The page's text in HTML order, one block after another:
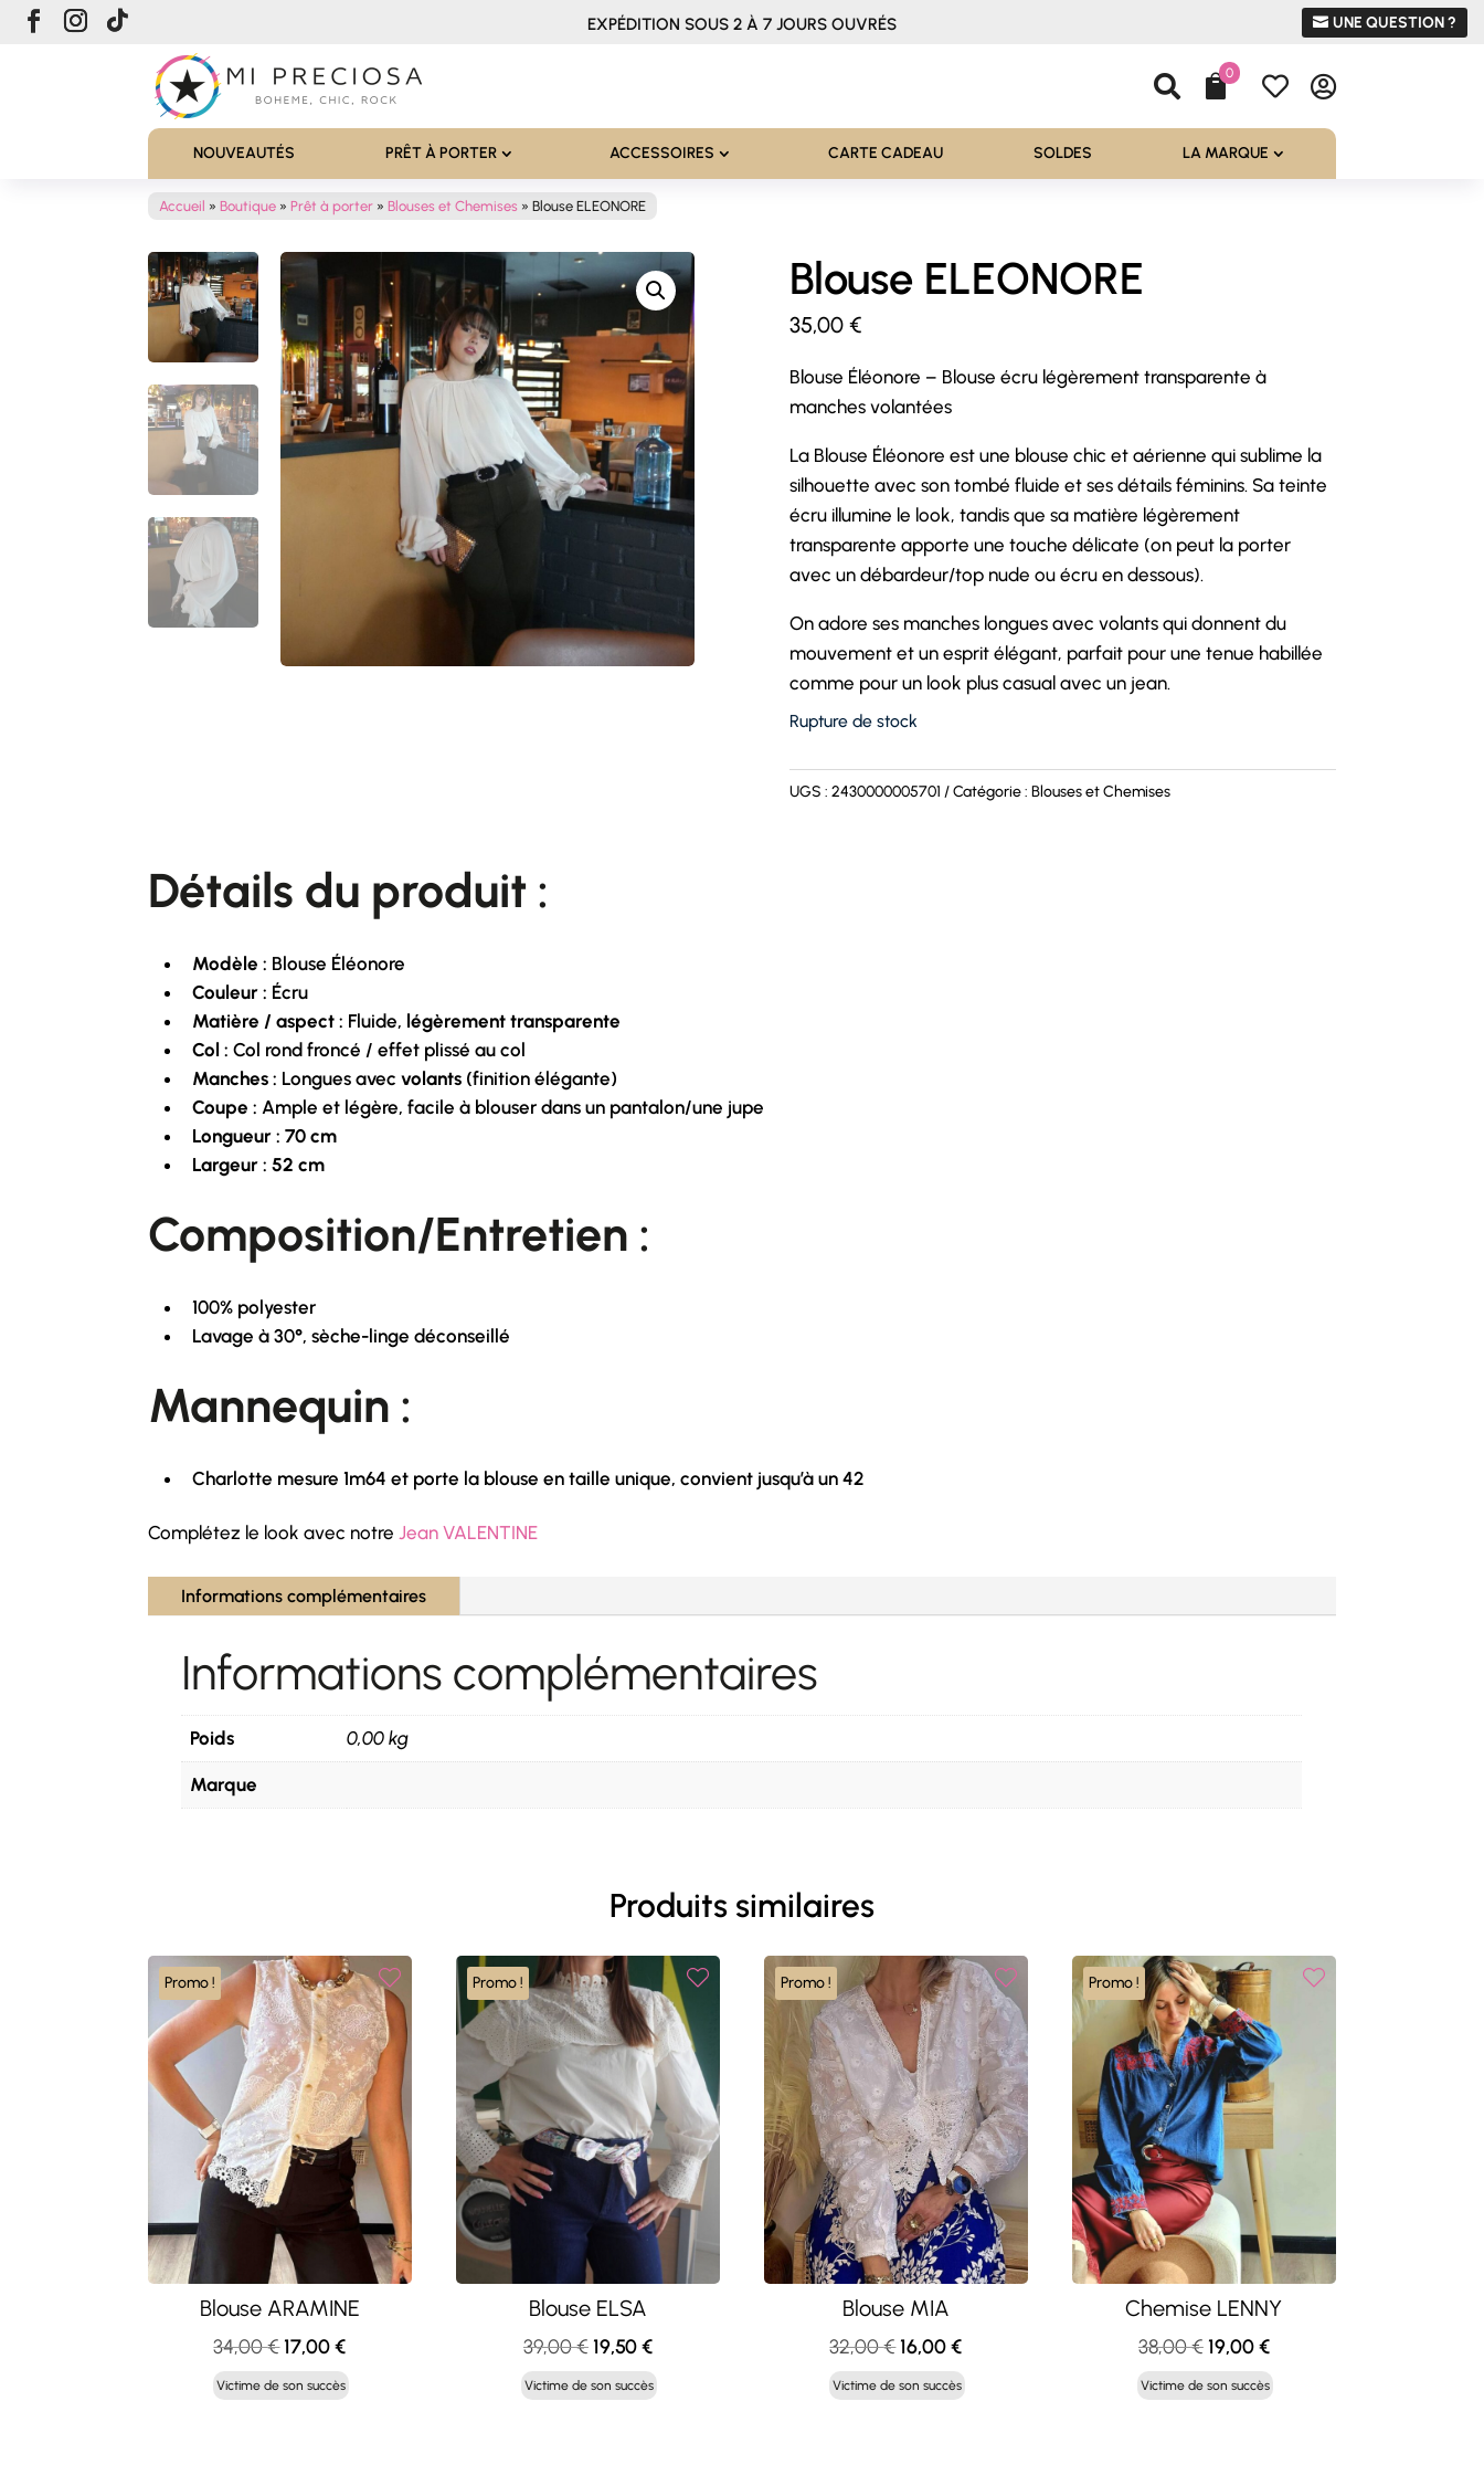
EXPÉDITION SOUS 2 À 7 JOURS OUVRÉS UNE QUESTION ?
 0  
NOUVEAUTÉS PRÊT À PORTER ACCESSOIRES CARTE CADEAU SOLDES LA MARQUE
Accueil »Boutique »Prêt à porter »Blouses et Chemises »Blouse ELEONORE
Blouse ELEONORE
35,00 €
Blouse Éléonore – Blouse écru légèrement transparente à
manches volantées
La Blouse Éléonore est une blouse chic et aérienne qui sublime la
silhouette avec son tombé fluide et ses détails féminins. Sa teinte
écru illumine le look, tandis que sa matière légèrement
transparente apporte une touche délicate (on peut la porter
avec un débardeur/top nude ou écru en dessous).
On adore ses manches longues avec volants qui donnent du
mouvement et un esprit élégant, parfait pour une tenue habillée
comme pour un look plus casual avec un jean.
Rupture de stock
UGS : 2430000005701 Catégorie : Blouses et Chemises
Détails du produit :
Modèle : Blouse Éléonore
Couleur : Écru
Matière / aspect : Fluide, légèrement transparente
Col : Col rond froncé / effet plissé au col
Manches : Longues avecvolants (finition élégante)
Coupe : Ample et légère, facile à blouser dans un pantalon/une jupe
Longueur : 70 cm
Largeur : 52 cm
Composition/Entretien :
100% polyester
Lavage à 30°, sèche-linge déconseillé
Mannequin :
Charlotte mesure 1m64 et porte la blouse en taille unique, convient jusqu’à un 42
Complétez le look avec notre Jean VALENTINE
Informations complémentaires
Informations complémentaires
Poids 0,00 kg
Marque
Produits similaires
Promo !
Blouse ARAMINE
34,00€ Le
prix
initial
17,00€Le
prix
actuel
Victime de son succès
Promo !
Blouse ELSA
39,00€ Le
prix
initial
19,50€Le
prix
actuel
Victime de son succès
Promo !
Blouse MIA
32,00€ Le
prix
initial
16,00€Le
prix
actuel
Victime de son succès
Promo !
Chemise LENNY
38,00€ Le
prix
initial
19,00€Le
prix
actuel
Victime de son succès